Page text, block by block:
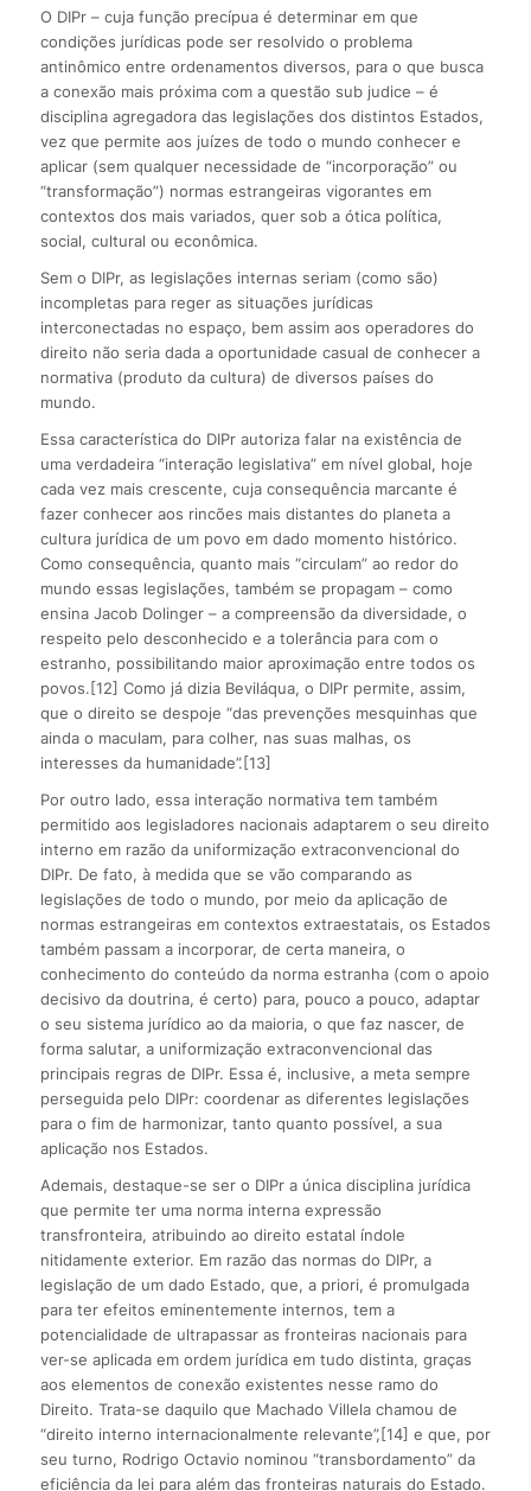
O DIPr – cuja função precípua é determinar em que
condições jurídicas pode ser resolvido o problema
antinômico entre ordenamentos diversos, para o que busca
a conexão mais próxima com a questão sub judice – é
disciplina agregadora das legislações dos distintos Estados,
vez que permite aos juízes de todo o mundo conhecer e
aplicar (sem qualquer necessidade de “incorporação” ou
“transformação”) normas estrangeiras vigorantes em
contextos dos mais variados, quer sob a ótica política,
social, cultural ou econômica.
Sem o DIPr, as legislações internas seriam (como são)
incompletas para reger as situações jurídicas
interconectadas no espaço, bem assim aos operadores do
direito não seria dada a oportunidade casual de conhecer a
normativa (produto da cultura) de diversos países do
mundo.
Essa característica do DIPr autoriza falar na existência de
uma verdadeira “interação legislativa” em nível global, hoje
cada vez mais crescente, cuja consequência marcante é
fazer conhecer aos rincões mais distantes do planeta a
cultura jurídica de um povo em dado momento histórico.
Como consequência, quanto mais “circulam” ao redor do
mundo essas legislações, também se propagam – como
ensina Jacob Dolinger – a compreensão da diversidade, o
respeito pelo desconhecido e a tolerância para com o
estranho, possibilitando maior aproximação entre todos os
povos.[12] Como já dizia Beviláqua, o DIPr permite, assim,
que o direito se despoje “das prevenções mesquinhas que
ainda o maculam, para colher, nas suas malhas, os
interesses da humanidade”.[13]
Por outro lado, essa interação normativa tem também
permitido aos legisladores nacionais adaptarem o seu direito
interno em razão da uniformização extraconvencional do
DIPr. De fato, à medida que se vão comparando as
legislações de todo o mundo, por meio da aplicação de
normas estrangeiras em contextos extraestatais, os Estados
também passam a incorporar, de certa maneira, o
conhecimento do conteúdo da norma estranha (com o apoio
decisivo da doutrina, é certo) para, pouco a pouco, adaptar
o seu sistema jurídico ao da maioria, o que faz nascer, de
forma salutar, a uniformização extraconvencional das
principais regras de DIPr. Essa é, inclusive, a meta sempre
perseguida pelo DIPr: coordenar as diferentes legislações
para o fim de harmonizar, tanto quanto possível, a sua
aplicação nos Estados.
Ademais, destaque-se ser o DIPr a única disciplina jurídica
que permite ter uma norma interna expressão
transfronteira, atribuindo ao direito estatal índole
nitidamente exterior. Em razão das normas do DIPr, a
legislação de um dado Estado, que, a priori, é promulgada
para ter efeitos eminentemente internos, tem a
potencialidade de ultrapassar as fronteiras nacionais para
ver-se aplicada em ordem jurídica em tudo distinta, graças
aos elementos de conexão existentes nesse ramo do
Direito. Trata-se daquilo que Machado Villela chamou de
“direito interno internacionalmente relevante”,[14] e que, por
seu turno, Rodrigo Octavio nominou “transbordamento” da
eficiência da lei para além das fronteiras naturais do Estado.